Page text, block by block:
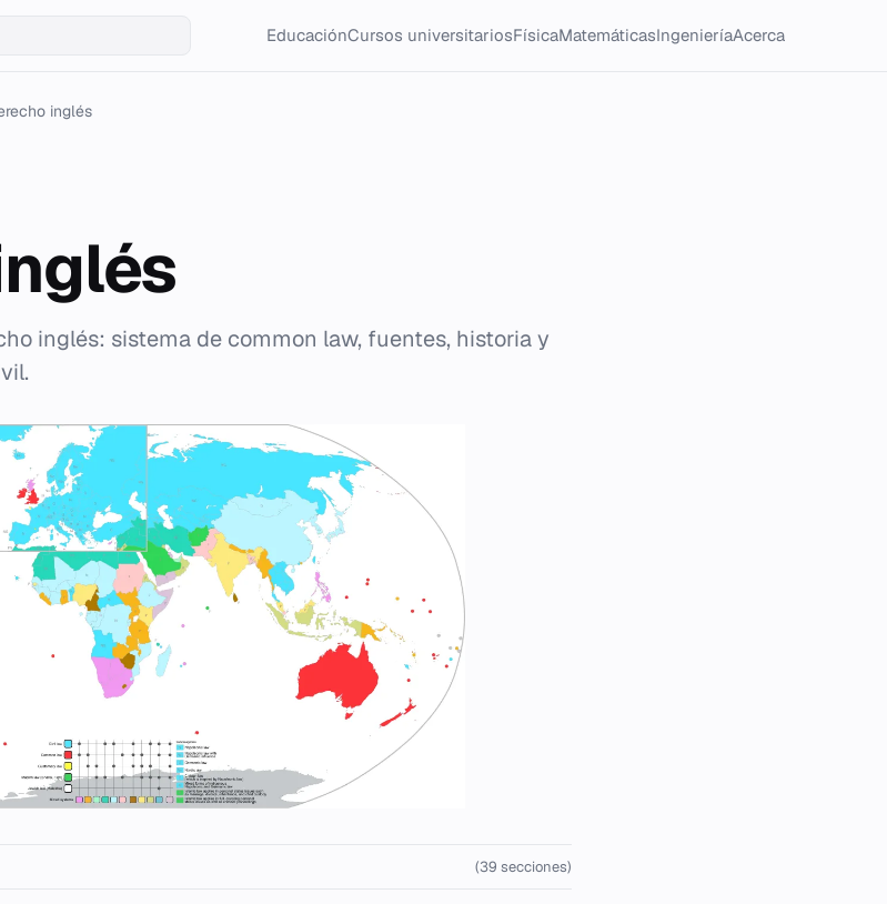
EducaciónCursos universitariosFísicaMatemáticasIngenieríaAcerca
inglés
inglés: sistema de common law, fuentes, historia y
(39 secciones)